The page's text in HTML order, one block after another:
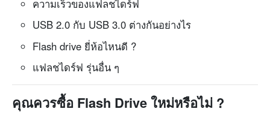
ความเร็วของแฟลชไดร์ฟ
USB 2.0 กับ USB 3.0 ต่างกันอย่างไร
Flash drive ยี่ห้อไหนดี ?
แฟลชไดร์ฟ รุ่นอื่น ๆ
คุณควรซื้อ Flash Drive ใหม่หรือไม่ ?